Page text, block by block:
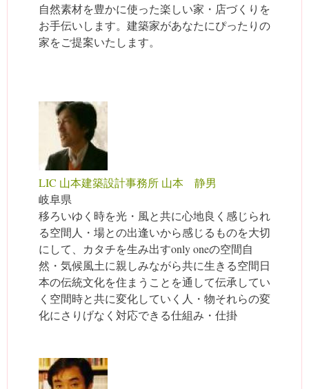
自然素材を豊かに使った楽しい家・店づくりを
お手伝いします。建築家があなたにぴったりの
家をご提案いたします。
LIC 山本建築設計事務所 山本 静男
岐阜県
移ろいゆく時を光・風と共に心地良く感じられ
る空間人・場との出逢いから感じるものを大切
にして、カタチを生み出すonly oneの空間自
然・気候風土に親しみながら共に生きる空間日
本の伝統文化を住まうことを通して伝承してい
く空間時と共に変化していく人・物それらの変
化にさりげなく対応できる仕組み・仕掛